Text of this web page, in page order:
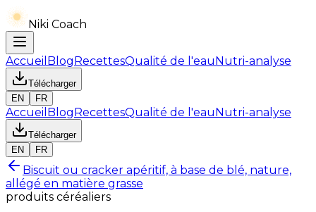
Niki Coach
Accueil BlogRecettesQualité de l'eauNutri-analyse
Télécharger
EN
FR
Accueil BlogRecettesQualité de l'eauNutri-analyse
Télécharger
EN
FR
Biscuit ou cracker apéritif, à base de blé, nature,
allégé en matière grasse
produits céréaliers